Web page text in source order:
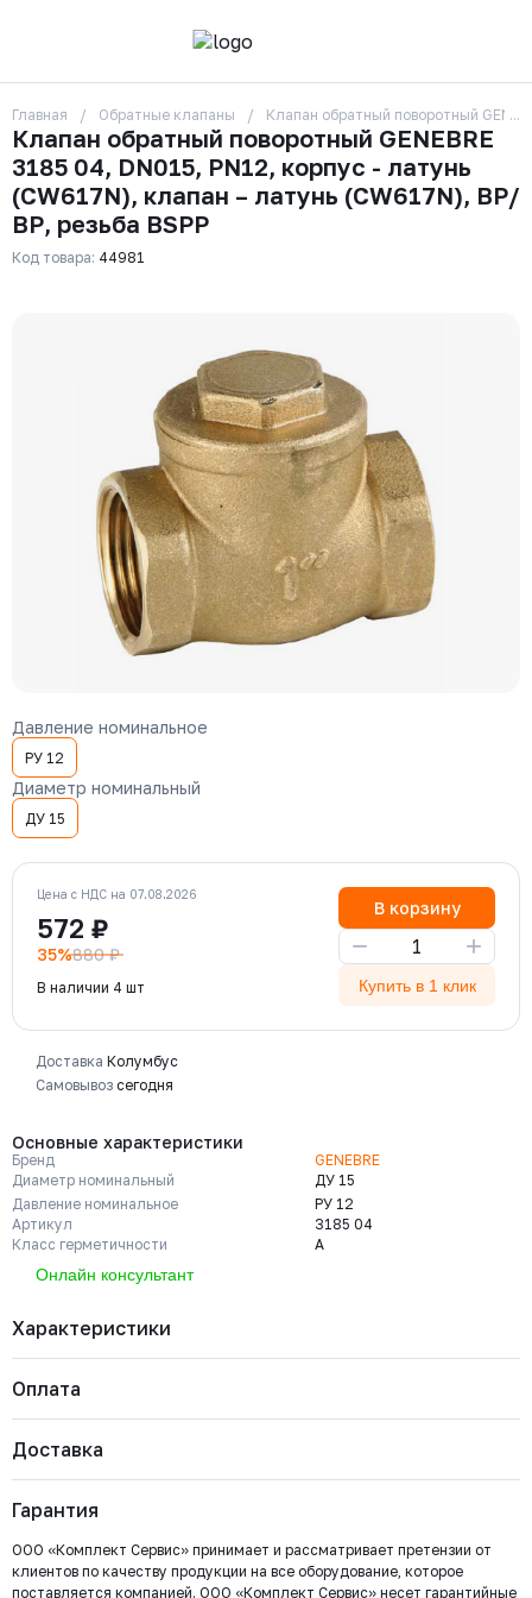
О компании
Контакты
Бренды
Отзывы
Сотрудники
Вакансии
Доставка
+7 (495) 215-24-81
Заказать звонок
zakaz325@ks-rus.com
Email для связи
Одинцово, Внуковская 9, пав. 31
Пункт выдачи заказов
Главная Обратные клапаны Клапан обратный поворотный
Клапан обратный поворотный GENEBRE
3185 04, DN015, PN12, корпус - латунь
(CW617N), клапан – латунь (CW617N), ВР/
ВР, резьба BSPP
Код товара: 44981
Давление номинальное
РУ 12
Диаметр номинальный
ДУ 15
Основные характеристики
Бренд
GENEBRE
Диаметр номинальный
ДУ 15
Давление номинальное
РУ 12
Артикул
3185 04
Класс герметичности
A
Онлайн консультант
Цена с НДС на 07.08.2026
572 ₽
35%880 ₽
В наличии 4 шт
В корзину
− +
Купить в 1 клик
Доставка Колумбус
Самовывоз сегодня
Характеристики
Бренд
Диаметр номинальный
ДУ 15
Артикул
Марка материала уплотнения
запирающего элемента
Страна
Сфера
Холодное водоснабжение (ХВС); Охлаждение и
климатизация; Общепромышленное применение; Горячее
водоснабжение (ГВС); Водоотведение и канализация
Оплата
Важно: Отгрузка товара производится после 100%
оплаты и зачисления средств на расчетный счет
ООО «Комплект Сервис».
Доставка
Гарантия
ООО «Комплект Сервис» принимает и рассматривает претензии от
клиентов по качеству продукции на все оборудование, которое
поставляется компанией. ООО «Комплект Сервис» несет гарантийные